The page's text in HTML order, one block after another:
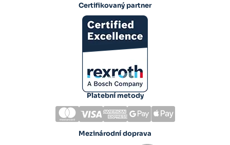
Certifikovaný partner
Platební metody
Mezinárodní doprava